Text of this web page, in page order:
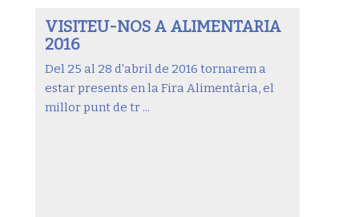
VISITEU-NOS A ALIMENTARIA
2016
Del 25 al 28 d'abril de 2016 tornarem a
estar presents en la Fira Alimentària, el
millor punt de tr ...